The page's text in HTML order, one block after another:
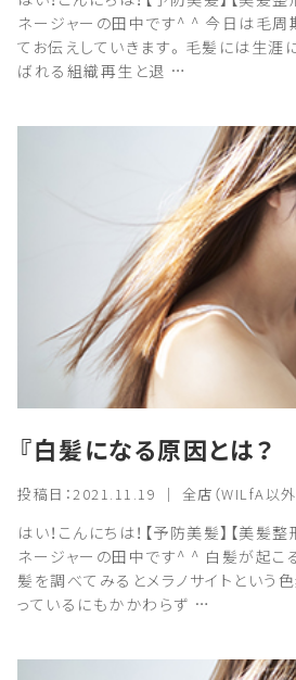
ネージャーの田中です^ ^ 今日は毛周
てお伝えしていきます。毛髪には生涯
ばれる組織再生と退 …
『白髪になる原因とは？
投稿日：2021.11.19 ｜ 全店（WILfA以外
はい！こんにちは！【予防美髪】【美髪
ネージャーの田中です^ ^ 白髪が起
髪を調べてみるとメラノサイトという
っているにもかかわらず …